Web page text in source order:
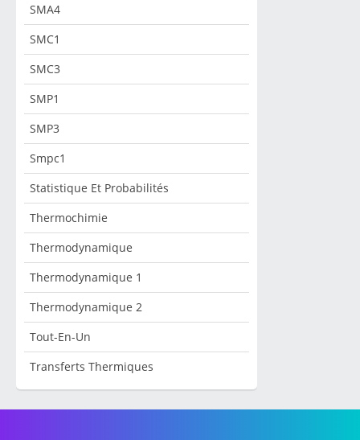
SMA4
SMC1
SMC3
SMP1
SMP3
Smpc1
Statistique Et Probabilités
Thermochimie
Thermodynamique
Thermodynamique 1
Thermodynamique 2
Tout-En-Un
Transferts Thermiques